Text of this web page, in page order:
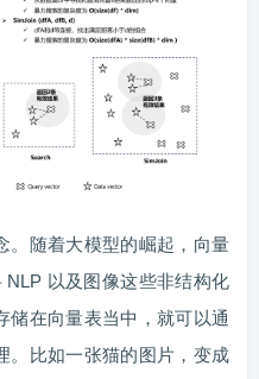
。随着大模型的崛起，向量
以及图像这些非结构化
储在向量表当中，就可以通
。比如一张猫的图片，变成